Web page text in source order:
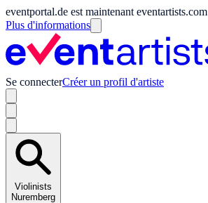
eventportal.de est maintenant eventartists.com
Plus d'informations
Se connecterCréer un profil d'artiste
Violinists
Nuremberg